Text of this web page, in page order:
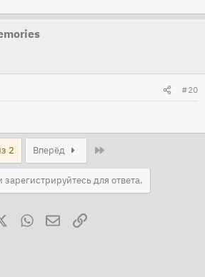
#20
2 Вперёд
зарегистрируйтесь для ответа.
WhatsAppЭлектронная почта
Ссылка